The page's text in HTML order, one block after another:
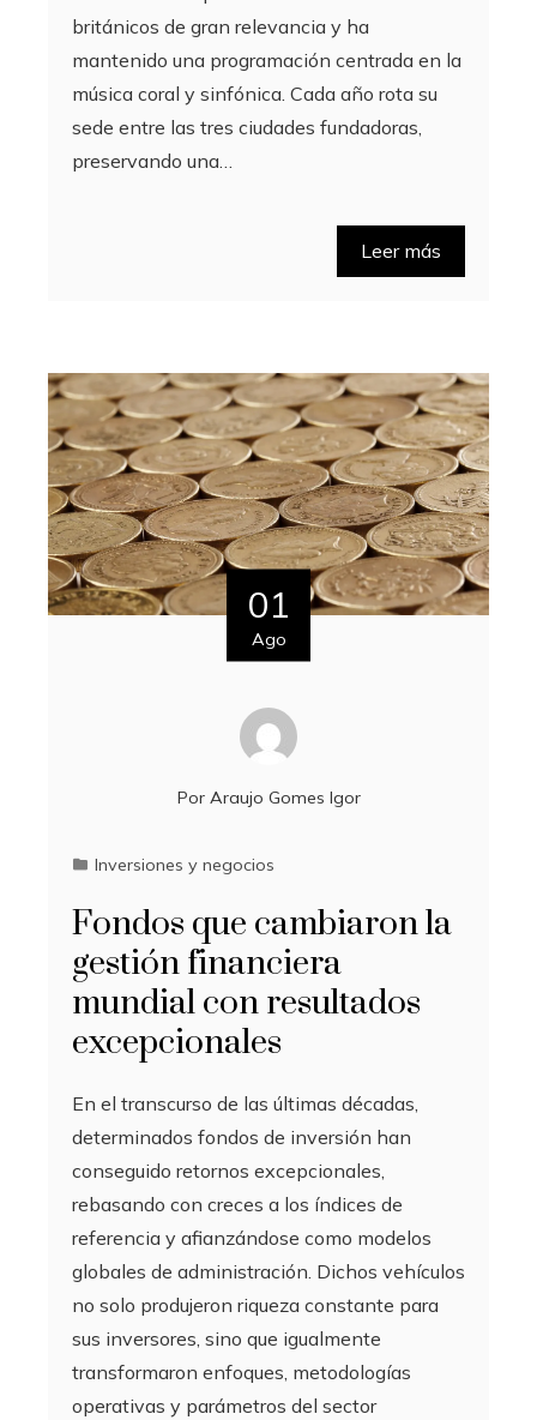
británicos de gran relevancia y ha
mantenido una programación centrada en la
música coral y sinfónica. Cada año rota su
sede entre las tres ciudades fundadoras,
preservando una…
Leer más
01
Ago
Por Araujo Gomes Igor
Inversiones y negocios
Fondos que cambiaron la
gestión financiera
mundial con resultados
excepcionales
En el transcurso de las últimas décadas,
determinados fondos de inversión han
conseguido retornos excepcionales,
rebasando con creces a los índices de
referencia y afianzándose como modelos
globales de administración. Dichos vehículos
no solo produjeron riqueza constante para
sus inversores, sino que igualmente
transformaron enfoques, metodologías
operativas y parámetros del sector